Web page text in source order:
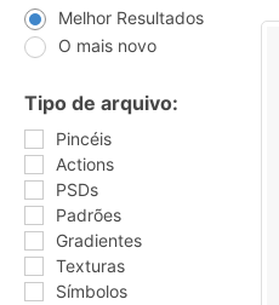
Melhor Resultados
O mais novo
Tipo de arquivo:
Pincéis
Actions
PSDs
Padrões
Gradientes
Texturas
Símbolos